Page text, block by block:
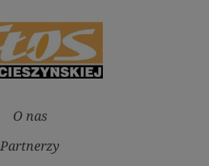
O nas
Partnerzy